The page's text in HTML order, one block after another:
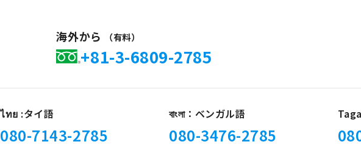
海外から （有料）
+81-3-6809-2785
ไทย :タイ語
080-7143-2785
বাংলা：ベンガル語
080-3476-2785